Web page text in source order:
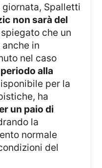
non sarà del
spiegato che un
in
nel caso
periodo alla
per la
ha
un paio di
la
normale
del